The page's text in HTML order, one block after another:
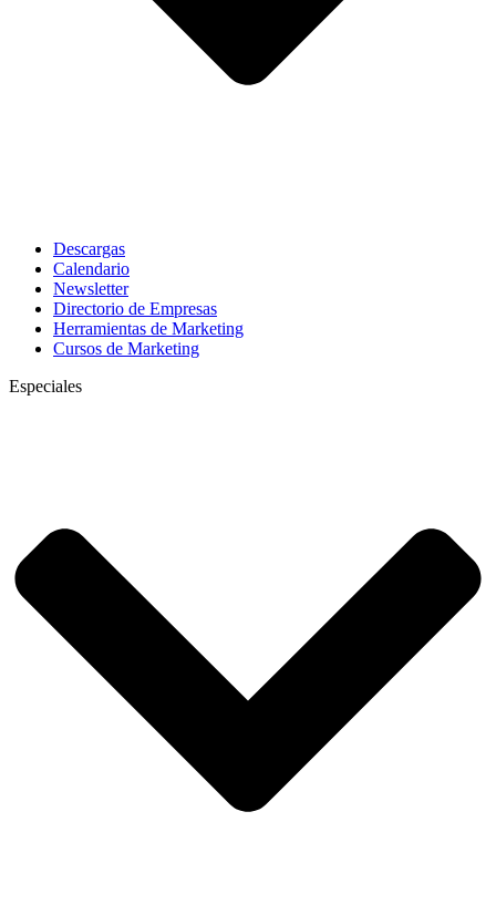
Descargas
Calendario
Newsletter
Directorio de Empresas
Herramientas de Marketing
Cursos de Marketing
Especiales